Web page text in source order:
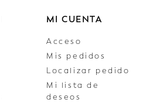
MI CUENTA
Acceso
Mis pedidos
Localizar pedido
Mi lista de
deseos